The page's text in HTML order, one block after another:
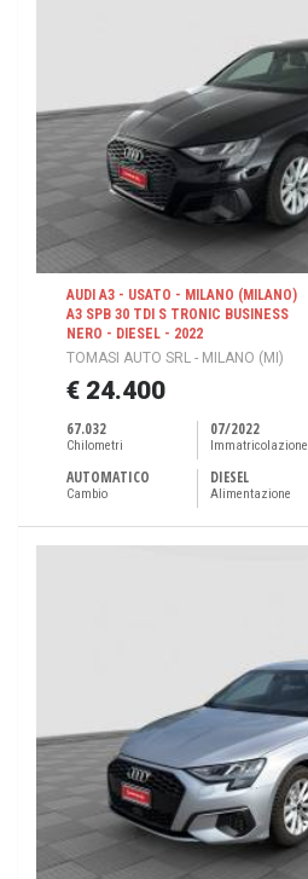
AUDI A3 - USATO - MILANO (MILANO)
A3 SPB 30 TDI S TRONIC BUSINESS
NERO - DIESEL - 2022
TOMASI AUTO SRL - MILANO (MI)
€ 24.400
67.032
Chilometri
07/2022
Immatricolazione
AUTOMATICO
Cambio
DIESEL
Alimentazione